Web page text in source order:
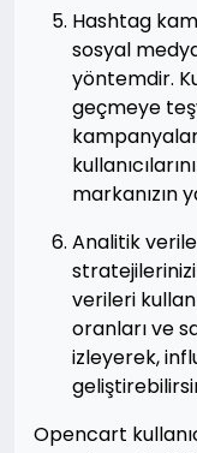
Hashtag
sosyal
yöntemdir.
geçmeye
markanızın
Analitik
verileri
oranları ve
izleyerek,
Opencart